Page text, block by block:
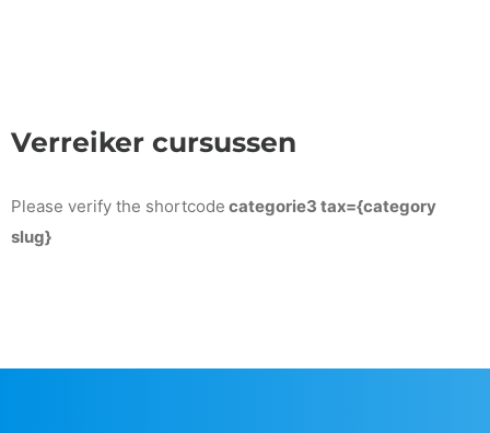
Verreiker cursussen
Please verify the shortcode categorie3 tax={category
slug}